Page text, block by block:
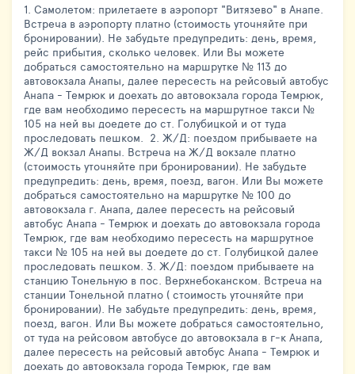
1. Самолетом: прилетаете в аэропорт "Витязево" в Анапе.
Встреча в аэропорту платно (стоимость уточняйте при
бронировании). Не забудьте предупредить: день, время,
рейс прибытия, сколько человек. Или Вы можете
добраться самостоятельно на маршрутке № 113 до
автовокзала Анапы, далее пересесть на рейсовый автобус
Анапа - Темрюк и доехать до автовокзала города Темрюк,
где вам необходимо пересесть на маршрутное такси №
105 на ней вы доедете до ст. Голубицкой и от туда
проследовать пешком. 2. Ж/Д: поездом прибываете на
Ж/Д вокзал Анапы. Встреча на Ж/Д вокзале платно
(стоимость уточняйте при бронировании). Не забудьте
предупредить: день, время, поезд, вагон. Или Вы можете
добраться самостоятельно на маршрутке № 100 до
автовокзала г. Анапа, далее пересесть на рейсовый
автобус Анапа - Темрюк и доехать до автовокзала города
Темрюк, где вам необходимо пересесть на маршрутное
такси № 105 на ней вы доедете до ст. Голубицкой далее
проследовать пешком. 3. Ж/Д: поездом прибываете на
станцию Тонельную в пос. Верхнебоканском. Встреча на
станции Тонельной платно ( стоимость уточняйте при
бронировании). Не забудьте предупредить: день, время,
поезд, вагон. Или Вы можете добраться самостоятельно,
от туда на рейсовом автобусе до автовокзала в г-к Анапа,
далее пересесть на рейсовый автобус Анапа - Темрюк и
доехать до автовокзала города Темрюк, где вам